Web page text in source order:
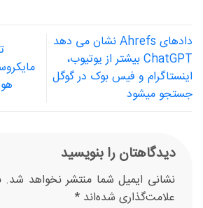
دادهای Ahrefs نشان می دهد
ChatGPT بیشتر از یوتیوب،
اینستاگرام و فیس بوک در گوگل
جستجو میشود
دیدگاهتان را بنویسید
نشانی ایمیل شما منتشر نخواهد شد.
علامت‌گذاری شده‌اند *